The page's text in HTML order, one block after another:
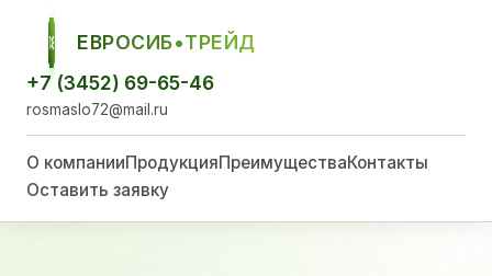
ЕСТ
ЕВРОСИБ•ТРЕЙД
+7 (3452) 69-65-46
rosmaslo72@mail.ru
О компанииПродукцияПреимуществаКонтакты
Оставить заявку